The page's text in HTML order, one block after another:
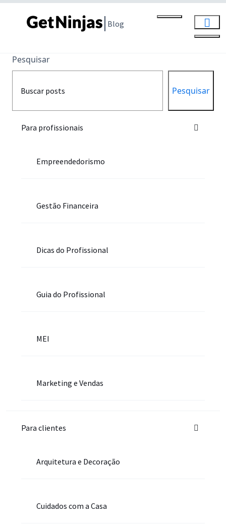
Blog
Pesquisar
Pesquisar
Para profissionais
Empreendedorismo
Gestão Financeira
Dicas do Profissional
Guia do Profissional
MEI
Marketing e Vendas
Para clientes
Arquitetura e Decoração
Cuidados com a Casa